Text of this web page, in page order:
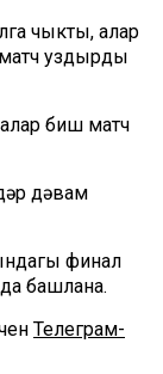
чыкты, алар
уздырды
биш матч
дәвам
финал
башлана.
Телеграм-